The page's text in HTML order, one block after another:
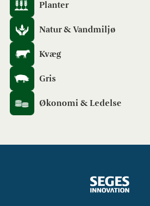
Planter
Natur & Vandmiljø
Kvæg
Gris
Økonomi & Ledelse